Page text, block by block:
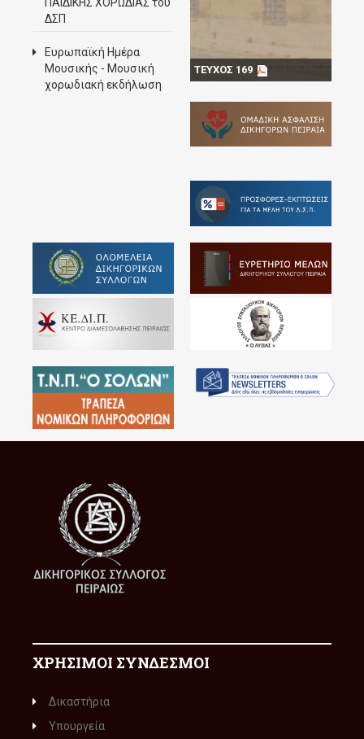
ΔΣΠ
Ευρωπαϊκή Ημέρα
Μουσικής - Mουσική
χορωδιακή εκδήλωση
ΤΕΥΧΟΣ 169
ΧΡΗΣΙΜΟΙ ΣΥΝΔΕΣΜΟΙ
Δικαστήρια
Υπουργεία